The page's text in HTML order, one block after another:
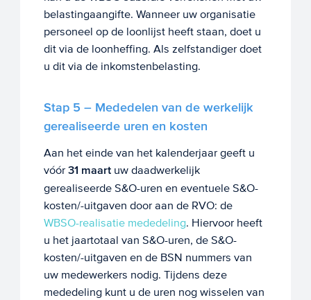
belastingaangifte. Wanneer uw organisatie
personeel op de loonlijst heeft staan, doet u
dit via de loonheffing. Als zelfstandiger doet
u dit via de inkomstenbelasting.
Stap 5 – Mededelen van de werkelijk
gerealiseerde uren en kosten
Aan het einde van het kalenderjaar geeft u
vóór 31 maartuw daadwerkelijk
gerealiseerde S&O-uren en eventuele S&O-
kosten/-uitgaven door aan de RVO: de
WBSO-realisatie mededeling. Hiervoor heeft
u het jaartotaal van S&O-uren, de S&O-
kosten/-uitgaven en de BSN nummers van
uw medewerkers nodig. Tijdens deze
mededeling kunt u de uren nog wisselen van